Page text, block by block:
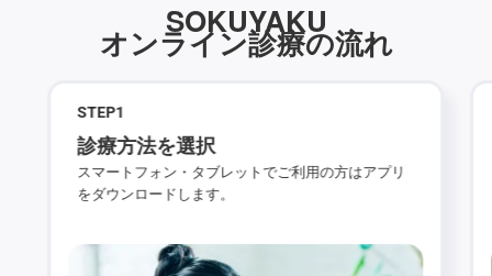
SOKUYAKU
オンライン診療の流れ
STEP1
診療方法を選択
スマートフォン・タブレットでご利用の方はアプリ
をダウンロードします。